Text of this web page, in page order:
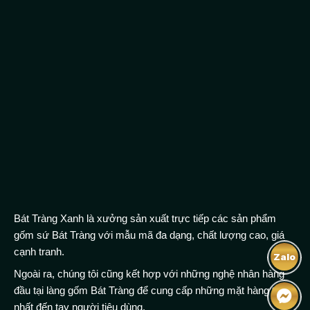
Zalo
Bát Tràng Xanh là xưởng sản xuất trực tiếp các sản phẩm
gốm sứ Bát Tràng với mẫu mã đa dạng, chất lượng cao, giá
cạnh tranh.
Ngoài ra, chúng tôi cũng kết hợp với những nghệ nhân hàng
đầu tại làng gốm Bát Tràng để cung cấp những mặt hàng tốt
nhất đến tay người tiêu dùng.